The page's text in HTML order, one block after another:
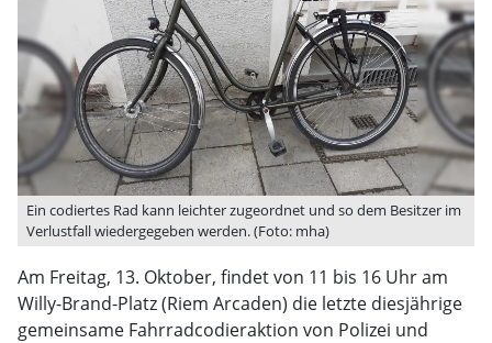
Ein codiertes Rad kann leichter zugeordnet und so dem Besitzer im
Verlustfall wiedergegeben werden. (Foto: mha)
Am Freitag, 13. Oktober, findet von 11 bis 16 Uhr am
Willy-Brand-Platz (Riem Arcaden) die letzte diesjährige
gemeinsame Fahrradcodieraktion von Polizei und